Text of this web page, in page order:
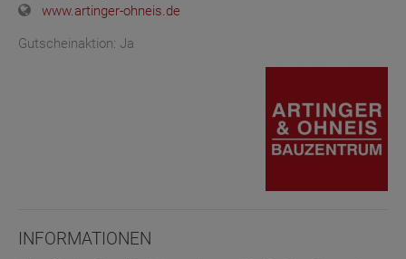
www.artinger-ohneis.de
Gutscheinaktion: Ja
INFORMATIONEN